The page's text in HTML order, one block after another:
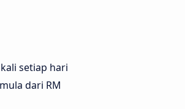
setiap hari
dari RM